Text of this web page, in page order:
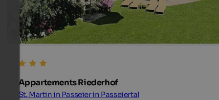
Appartements Riederhof
St. Martin in Passeier in Passeiertal